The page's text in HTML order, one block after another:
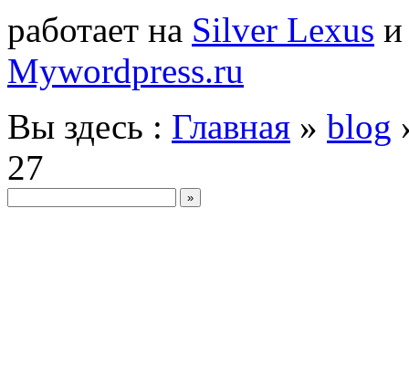
работает на Silver Lexus
Mywordpress.ru
Вы здесь : Главная » blog
27